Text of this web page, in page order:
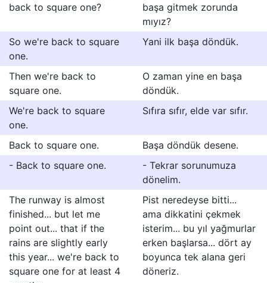
back to square one?
başa gitmek zorunda
mıyız?
So we're back to square
one.
Yani ilk başa döndük.
Then we're back to
square one.
O zaman yine en başa
döndük.
We're back to square
one.
Sıfıra sıfır, elde var sıfır.
Back to square one.
Başa döndük desene.
- Back to square one.
- Tekrar sorunumuza
dönelim.
The runway is almost
finished... but let me
point out... that if the
rains are slightly early
this year... we're back to
square one for at least 4
Pist neredeyse bitti...
ama dikkatini çekmek
isterim... bu yıl yağmurlar
erken başlarsa... dört ay
boyunca tek alana geri
döneriz.